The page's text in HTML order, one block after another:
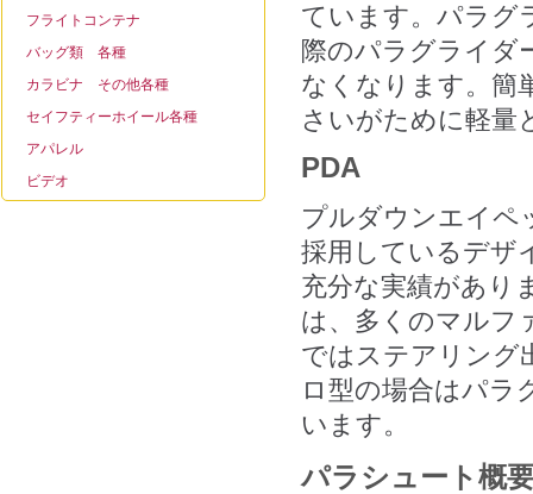
フライトコンテナ
バッグ類 各種
カラビナ その他各種
セイフティーホイール各種
アパレル
ビデオ
ています。パラグ
際のパラグライダ
なくなります。簡
さいがために軽量
PDA
プルダウンエイペ
採用しているデザ
充分な実績があり
は、多くのマルフ
ではステアリング
ロ型の場合はパラ
います。
パラシュート概